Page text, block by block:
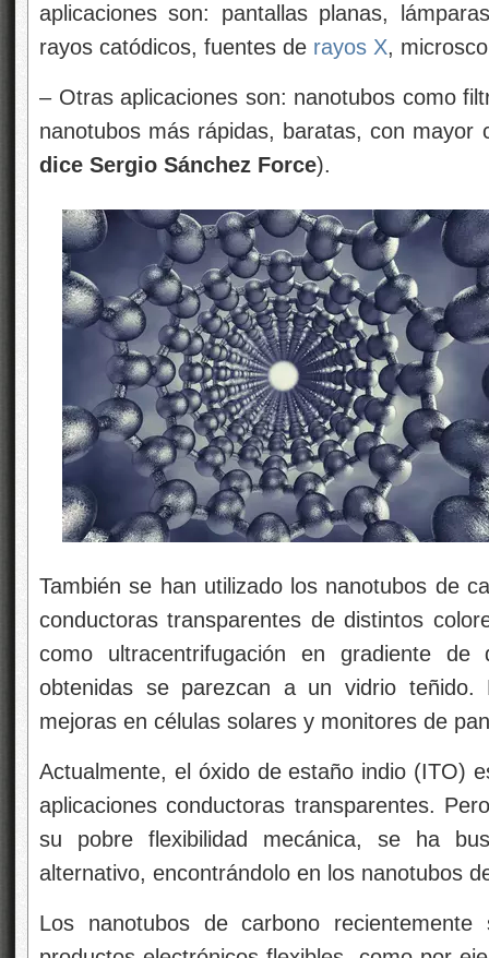
aplicaciones son: pantallas planas,
rayos catódicos, fuentes de rayos X,
– Otras aplicaciones son: nanotubos como
nanotubos más rápidas, baratas, con
dice Sergio Sánchez Force).
También se han utilizado los nanotubos de
conductoras transparentes de distintos
como ultracentrifugación en gradiente
obtenidas se parezcan a un vidrio teñido.
mejoras en células solares y monitores de
Actualmente, el óxido de estaño indio (ITO)
aplicaciones conductoras transparentes.
su pobre flexibilidad mecánica, se ha
alternativo, encontrándolo en los nanotubos
Los nanotubos de carbono